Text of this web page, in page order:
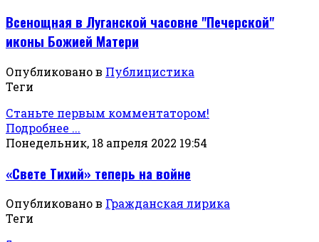
Всенощная в Луганской часовне "Печерской"
иконы Божией Матери
Опубликовано в Публицистика
Теги
Станьте первым комментатором!
Подробнее ...
Понедельник, 18 апреля 2022 19:54
«Свете Тихий» теперь на войне
Опубликовано в Гражданская лирика
Теги